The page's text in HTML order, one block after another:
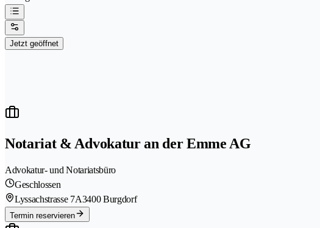
Jetzt geöffnet
Notariat & Advokatur an der Emme AG
Advokatur- und Notariatsbüro
Geschlossen
Lyssachstrasse 7A3400 Burgdorf
Termin reservieren